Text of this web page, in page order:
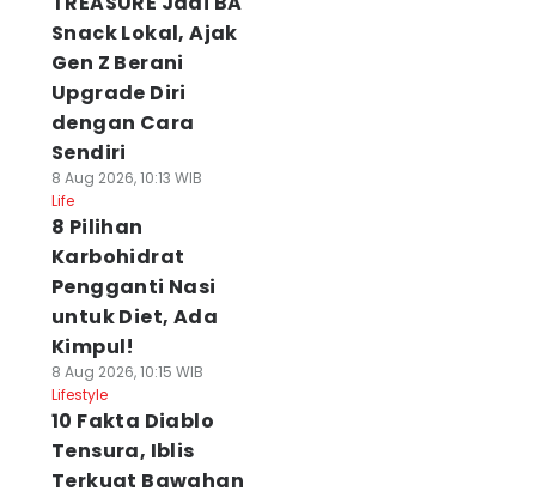
Snack Lokal, Ajak
Gen Z Berani
Upgrade Diri
dengan Cara
Sendiri
8 Aug 2026, 10:13 WIB
Life
8 Pilihan
Karbohidrat
Pengganti Nasi
untuk Diet, Ada
Kimpul!
8 Aug 2026, 10:15 WIB
Lifestyle
10 Fakta Diablo
Tensura, Iblis
Terkuat Bawahan